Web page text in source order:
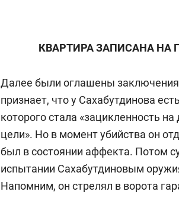
КВАРТИРА ЗАПИСАНА НА
Далее были оглашены заключения
признает, что у Сахабутдинова
которого стала «зацикленность
цели». Но в момент убийства он
был в состоянии аффекта. Потом
испытании Сахабутдиновым
Напомним, он стрелял в ворота